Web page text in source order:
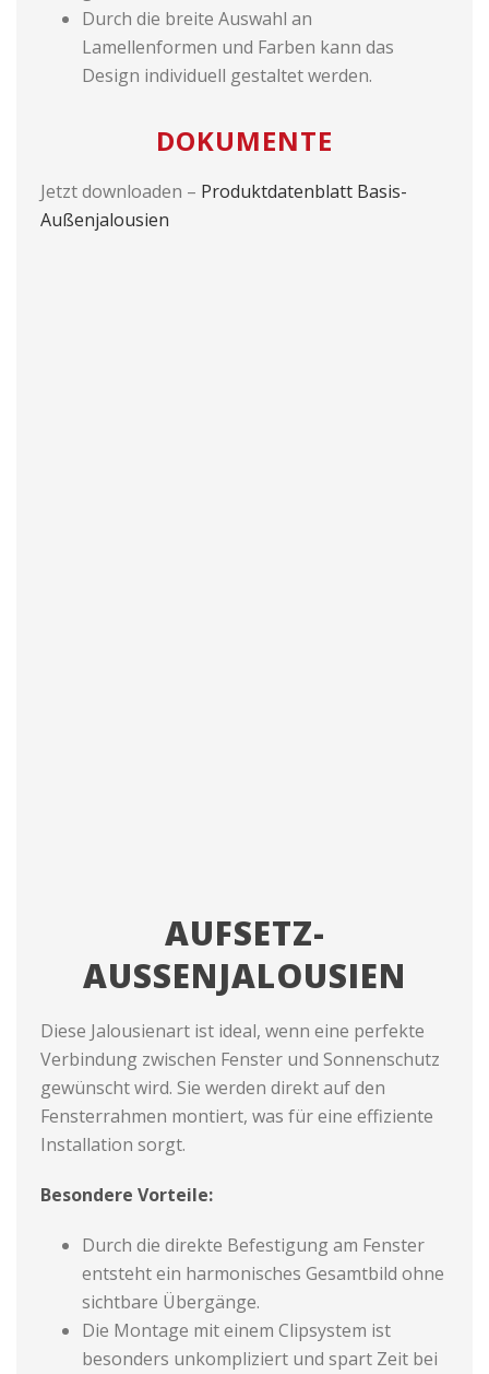
Durch die breite Auswahl an
Lamellenformen und Farben kann das
Design individuell gestaltet werden.
DOKUMENTE
Jetzt downloaden – Produktdatenblatt Basis-
Außenjalousien
AUFSETZ-
AUSSENJALOUSIEN
Diese Jalousienart ist ideal, wenn eine perfekte
Verbindung zwischen Fenster und Sonnenschutz
gewünscht wird. Sie werden direkt auf den
Fensterrahmen montiert, was für eine effiziente
Installation sorgt.
Besondere Vorteile:
Durch die direkte Befestigung am Fenster
entsteht ein harmonisches Gesamtbild ohne
sichtbare Übergänge.
Die Montage mit einem Clipsystem ist
besonders unkompliziert und spart Zeit bei